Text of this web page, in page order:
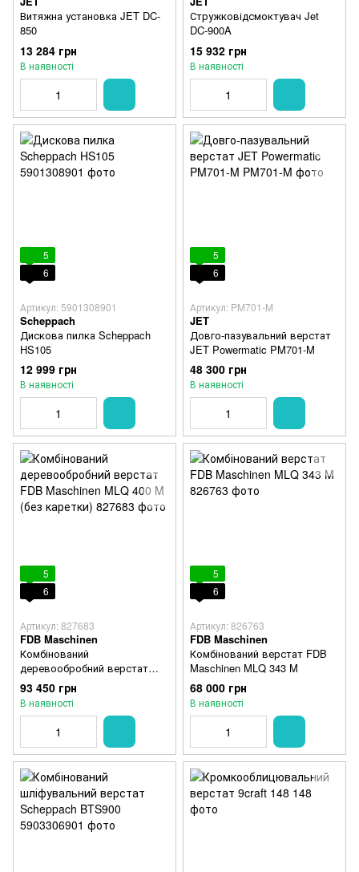
Витяжна установка JET DC-
850
13 284 грн
В наявності
Стружковідсмоктувач Jet
DC-900A
15 932 грн
В наявності
5
6
Артикул: 5901308901
Scheppach
Дискова пилка Scheppach
HS105
12 999 грн
В наявності
5
6
Артикул: PM701-M
JET
Довго-пазувальний верстат
JET Powermatic PM701-M
48 300 грн
В наявності
5
6
Артикул: 827683
FDB Maschinen
Комбінований
деревообробний верстат
FDB Maschinen MLQ 400 M
(без каретки)
93 450 грн
В наявності
5
6
Артикул: 826763
FDB Maschinen
Комбінований верстат FDB
Maschinen MLQ 343 M
68 000 грн
В наявності